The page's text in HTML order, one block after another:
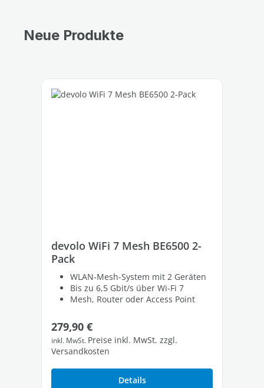
Neue Produkte
Produktgalerie überspringen
devolo WiFi 7 Mesh BE6500 2-
Pack
WLAN-Mesh-System mit 2 Geräten
Bis zu 6,5 Gbit/s über Wi-Fi 7
Mesh, Router oder Access Point
Regulärer Preis:
279,90 €
inkl. MwSt. Preise inkl. MwSt. zzgl.
Versandkosten
Details